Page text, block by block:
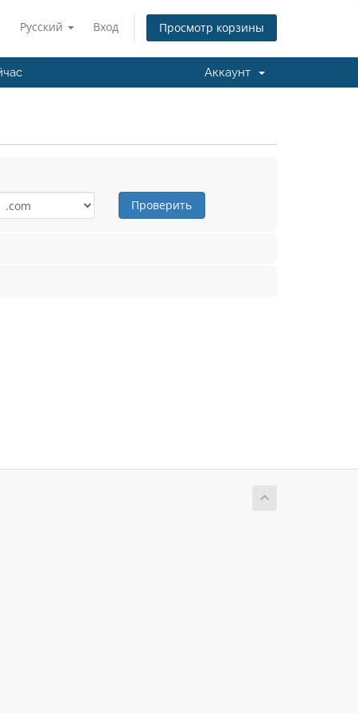
Русский Вход Просмотр корзины
Аккаунт
Проверить